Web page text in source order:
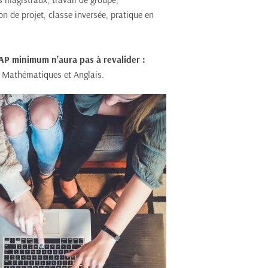
de projet, classe inversée, pratique en
minimum n’aura pas à revalider :
et Anglais.